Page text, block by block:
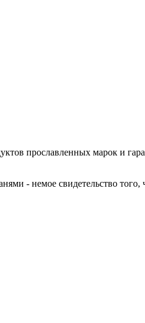
прославленных марок и
- немое свидетельство того,